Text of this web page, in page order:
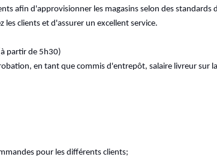
afin d'approvisionner les magasins selon des
les clients et d'assurer un excellent service.
partir de 5h30)
en tant que commis d'entrepôt, salaire livreur sur
pour les différents clients;